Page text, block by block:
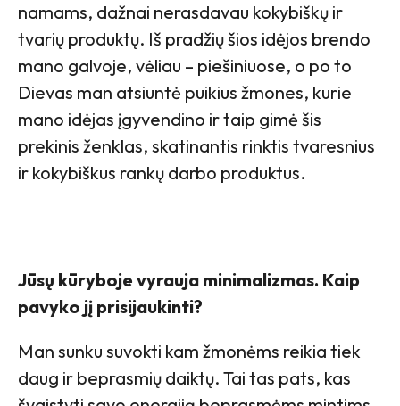
namams, dažnai nerasdavau kokybiškų ir
tvarių produktų. Iš pradžių šios idėjos brendo
mano galvoje, vėliau – piešiniuose, o po to
Dievas man atsiuntė puikius žmones, kurie
mano idėjas įgyvendino ir taip gimė šis
prekinis ženklas, skatinantis rinktis tvaresnius
ir kokybiškus rankų darbo produktus.
Jūsų kūryboje vyrauja minimalizmas. Kaip
pavyko jį prisijaukinti?
Man sunku suvokti kam žmonėms reikia tiek
daug ir beprasmių daiktų. Tai tas pats, kas